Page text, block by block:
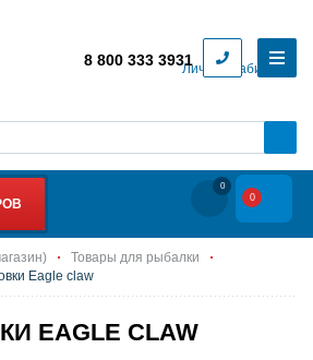
Личный кабинет
8 800 333 3931
0
0
Товары для рыбалки
Eagle claw
EAGLE CLAW